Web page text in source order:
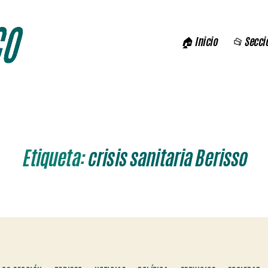
🏠 Inicio 📂
Etiqueta:crisis sanitaria Berisso
Categorías